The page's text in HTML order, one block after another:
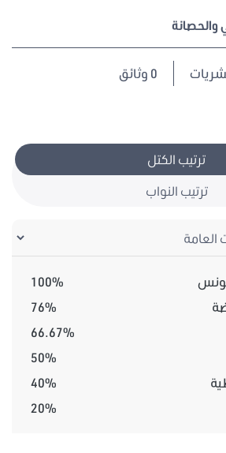
ترتيب الكتل
ترتيب النواب
100%
76%
66.67%
50%
40%
20%
والحصانة
0 وثائق